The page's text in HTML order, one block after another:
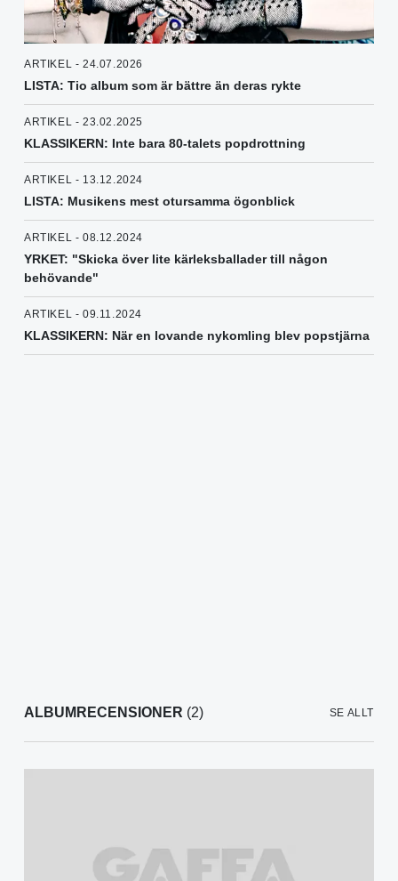
ARTIKEL - 24.07.2026
LISTA: Tio album som är bättre än deras rykte
ARTIKEL - 23.02.2025
KLASSIKERN: Inte bara 80-talets popdrottning
ARTIKEL - 13.12.2024
LISTA: Musikens mest otursamma ögonblick
ARTIKEL - 08.12.2024
YRKET: "Skicka över lite kärleksballader till någon
behövande"
ARTIKEL - 09.11.2024
KLASSIKERN: När en lovande nykomling blev popstjärna
ALBUMRECENSIONER (2) SE ALLT